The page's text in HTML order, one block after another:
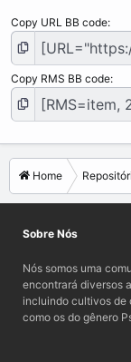
Copy URL BB code
Copy RMS BB code
Home
Sobre Nós
Nós somos uma
encontrará diversos
incluindo cultivos de
como os do gênero